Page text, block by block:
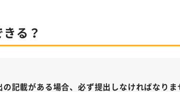
る？
記載がある場合、必ず提出しなければなりま